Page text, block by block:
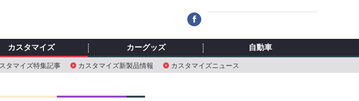
カスタマイズ
タマイズ特集記事 カスタマイズ新製品情報 カスタマイズニュース
カーグッズ 自動車